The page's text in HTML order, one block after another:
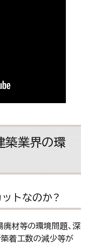
築業界の環
トなのか？
廃材等の環境問題、深
着工数の減少等が